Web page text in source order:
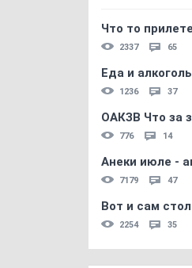
Что то
2337 65
Еда и
1236 37
ОАКЗВ Что за
776 14
Анеки июле -
7179 47
Вот и сам
2254 35